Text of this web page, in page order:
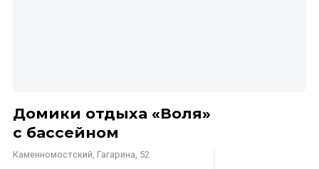
Домики отдыха «Воля»
с бассейном
Каменномостский, Гагарина, 52